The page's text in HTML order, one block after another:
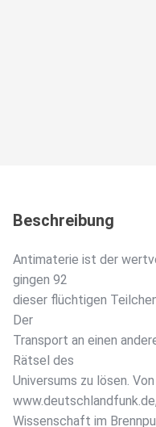
Beschreibung
Antimaterie ist der
gingen 92
dieser flüchtigen
Der
Transport an einen
Rätsel des
Universums zu lösen.
www.deutschlandfunk.de,
Wissenschaft im